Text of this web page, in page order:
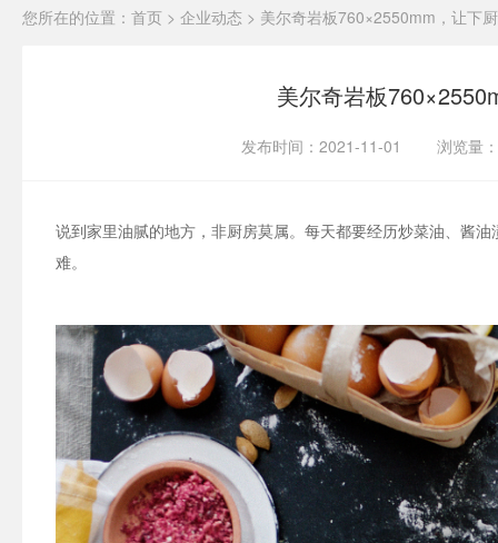
您所在的位置： 首页 > 企业动态 > 美尔奇岩板760×2550mm，让下
美尔奇岩板
发布时间：2021-11-01 浏览量
说到家里油腻的地方，非厨房莫属。每天都要经历炒菜油、酱
难。